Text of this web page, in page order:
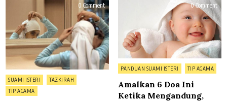
0 Commenton
Wanita
Dalam
Tempoh
‘Iddah’,
Ketahuilah
Batasan
Ini
Dalam
Memuliakan
Wanita
Posted
in
SUAMI ISTERI
TAZKIRAH
TIP AGAMA
0 Commenton
6
Doa
Ini
Posted
PANDUAN SUAMI ISTERI TIP AGAMA
Amalkan 6 Doa Ini
Ketika Mengandung,